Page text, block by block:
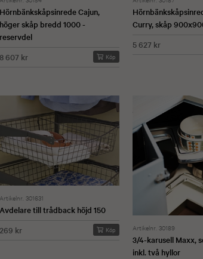
Hörnbänkskåpsinrede Cajun,
höger skåp bredd 1000 -
reservdel
8 607 kr
Köp
Curry, skåp
5 627 kr
Artikelnr. 301631
Avdelare till trådback höjd 150
269 kr
Köp Artikelnr. 30189
3/4-karusell Maxx,
inkl. två hyllor